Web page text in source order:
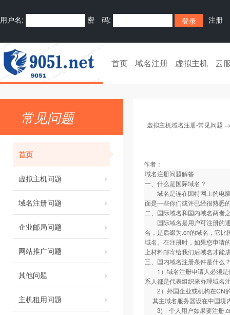
用户名: 密 码: 注册
首页 域名注册 虚拟主机 云
常见问题
首页
虚拟主机问题
域名注册问题
企业邮局问题
网站推广问题
其他问题
主机租用问题
虚拟主机域名注册-常见问题
作者：
域名注册问题解答
一、什么是国际域名？
域名是连在因特网上的电脑
面是一些你们或许已经很熟悉
二、国际域名和国内域名两者
国际域名是用户可注册的通
名，是后缀为.cn的域名，它
域名。在注册时，如果您申请
上材料邮寄给我们后域名才能
三、国内域名注册条件是什么
1）域名注册申请人必须是
系人都是代表组织来办理域名
2）外国企业或机构在CN的
其主域名服务器设在中国境
3) 个人用户如果要注册.cn